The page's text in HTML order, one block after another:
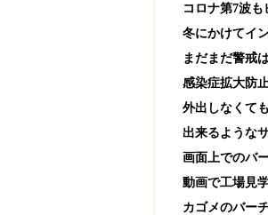
コロナ第7波も
冬にかけてイ
まだまだ警戒
感染症拡大防
外出しなくて
出来るような
画面上でのバ
動画で工場見
カゴメのバー